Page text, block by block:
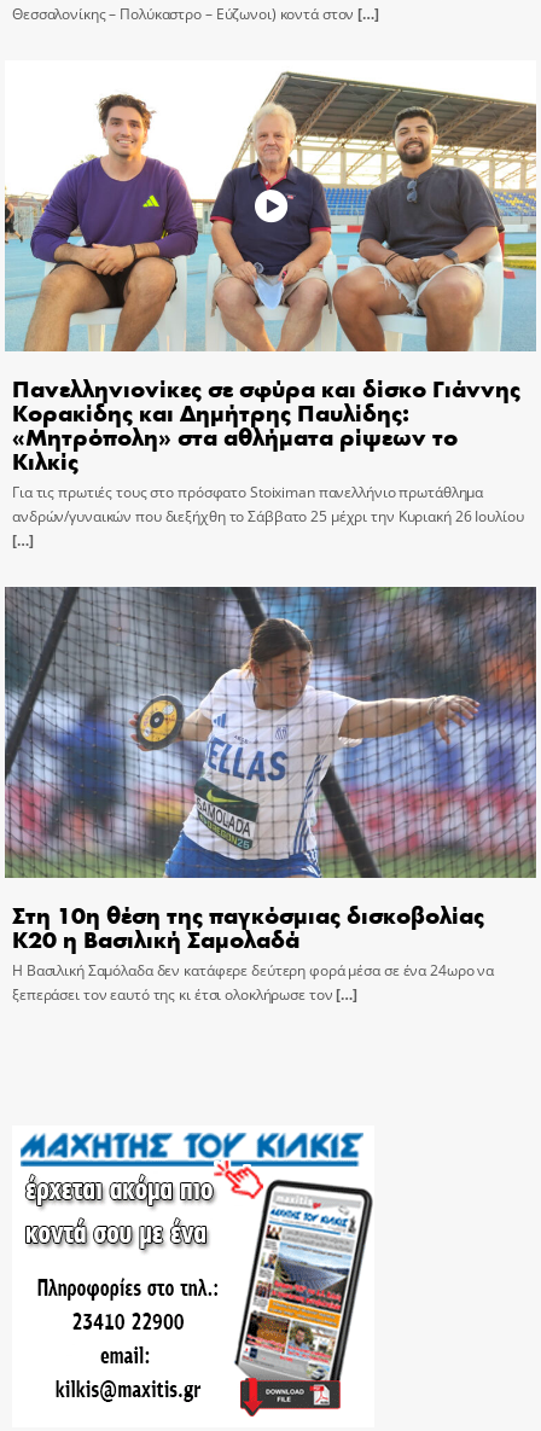
Θεσσαλονίκης – Πολύκαστρο – Εύζωνοι) κοντά στον […]
Πανελληνιονίκες σε σφύρα και δίσκο Γιάννης
Κορακίδης και Δημήτρης Παυλίδης:
«Μητρόπολη» στα αθλήματα ρίψεων το
Κιλκίς
Για τις πρωτιές τους στο πρόσφατο Stoiximan πανελλήνιο πρωτάθλημα
ανδρών/γυναικών που διεξήχθη το Σάββατο 25 μέχρι την Κυριακή 26 Ιουλίου
[…]
Στη 10η θέση της παγκόσμιας δισκοβολίας
Κ20 η Βασιλική Σαμολαδά
Η Βασιλική Σαμόλαδα δεν κατάφερε δεύτερη φορά μέσα σε ένα 24ωρο να
ξεπεράσει τον εαυτό της κι έτσι ολοκλήρωσε τον[…]